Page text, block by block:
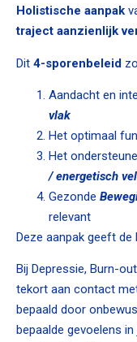
Holistische aanpak
traject aanzienlijk
Dit 4-sporenbeleid
Aandacht en
vlak
Het optimaal
Het
/ energetisch
Gezonde
relevant
Deze aanpak geeft
Bij Depressie, Burn-
tekort aan contact
bepaald door
bepaalde gevoelens